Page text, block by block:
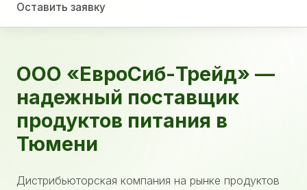
Оставить заявку
ООО «ЕвроСиб-Трейд» —
надежный поставщик
продуктов питания в
Тюмени
Дистрибьюторская компания на рынке продуктов